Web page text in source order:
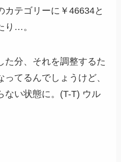
カテゴリーに￥46634と
り…。
た分、それを調整するた
てるんでしょうけど、
ない状態に。(T-T) ウル